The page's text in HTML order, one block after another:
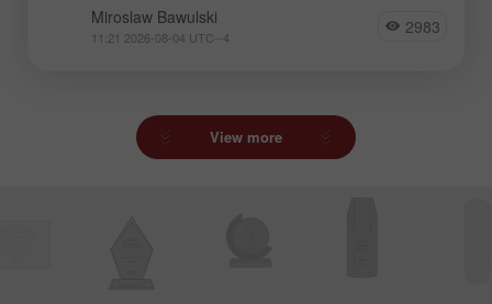
Miroslaw Bawulski
11:21 2026-08-04 UTC--4 2983
View more